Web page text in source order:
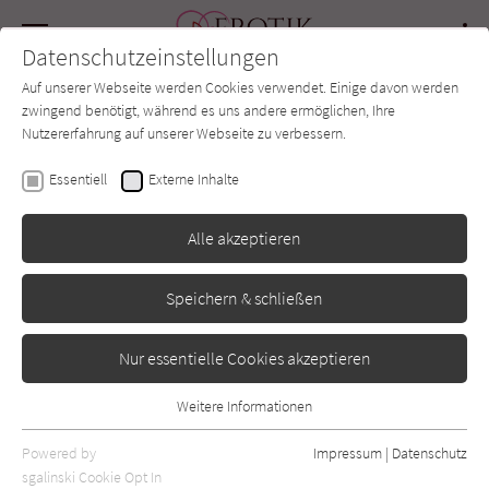
SUCHE Forum Charts Newsletter
J. R. Ward
Wolf
Heyne Erschienen: August 2022 0
Datenschutzeinstellungen
Auf unserer Webseite werden Cookies verwendet. Einige davon werden
zwingend benötigt, während es uns andere ermöglichen, Ihre
Nutzererfahrung auf unserer Webseite zu verbessern.
Essentiell Externe Inhalte
Alle akzeptieren
Speichern & schließen
Nur essentielle Cookies akzeptieren
Essentielle Cookies werden für grundlegende Funktionen der
Webseite benötigt. Dadurch ist gewährleistet, dass die Webseite
Weitere Informationen
Powered by
sgalinski Cookie Opt In
Impressum | Datenschutz